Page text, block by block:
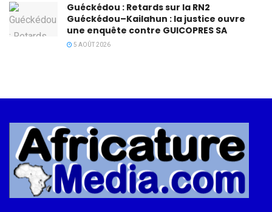
Guéckédou : Retards sur la RN2
Guéckédou–Kailahun : la justice ouvre
une enquête contre GUICOPRES SA
5 AOÛT 2026